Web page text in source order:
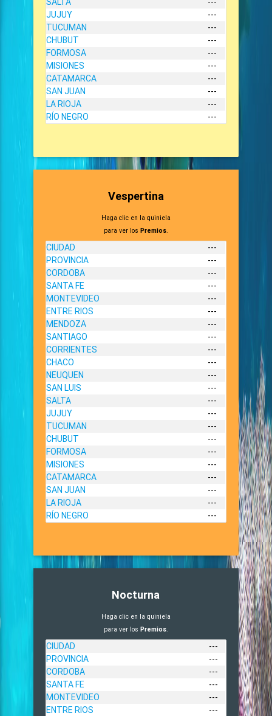
JUJUY
---
TUCUMAN
---
CHUBUT
---
FORMOSA
---
MISIONES
---
CATAMARCA
---
SAN JUAN
---
LA RIOJA
---
RÍO NEGRO
---
Vespertina
Haga clic en la quiniela
para ver los Premios.
CIUDAD
---
PROVINCIA
---
CORDOBA
---
SANTA FE
---
MONTEVIDEO
---
ENTRE RIOS
---
MENDOZA
---
SANTIAGO
---
CORRIENTES
---
CHACO
---
NEUQUEN
---
SAN LUIS
---
SALTA
---
JUJUY
---
TUCUMAN
---
CHUBUT
---
FORMOSA
---
MISIONES
---
CATAMARCA
---
SAN JUAN
---
LA RIOJA
---
RÍO NEGRO
---
Nocturna
Haga clic en la quiniela
para ver los Premios.
CIUDAD
---
PROVINCIA
---
CORDOBA
---
SANTA FE
---
MONTEVIDEO
---
ENTRE RIOS
---